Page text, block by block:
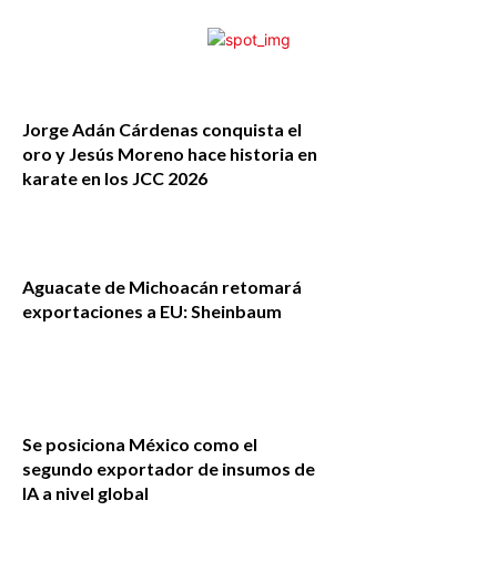
Jorge Adán Cárdenas conquista el
oro y Jesús Moreno hace historia en
karate en los JCC 2026
Aguacate de Michoacán retomará
exportaciones a EU: Sheinbaum
Se posiciona México como el
segundo exportador de insumos de
IA a nivel global